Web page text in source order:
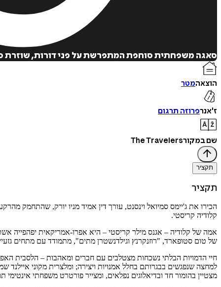
סאגה משפחתית סוחפת המתפרשת על פני דורות, שוזרת
הוצאהמטר
ז'אנרפרוזה תרגום
שם במקורThe Travelers
תקציר
תקציר
הכירו את ג'יימס סמיואל וינסנט, עורך דין אמיד מניו יורק, שהתחמק
קלודיה קריסטי.
אמה של קלודיה – אגנס מילר קריסטי – היא אפרו-אמריקאית יפהפייה
של טום סטופארד, "רוזנקרנץ וגילדנשטרן מתים", מתמודד עם מתחים
חיי הדמויות הבלתי נשכחות מצטלבים עם חברים ומאהבות – הלסבית
למחצה שנפגשים בבגרותם בחלל אמנויות ויצירה; ומלצרית מקוני
מצטיין בהומור חד ובדיאלוגים נפלאים, ומצייר פורטרט משפחתי